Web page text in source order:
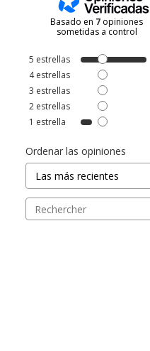
Basado en 7 opiniones
sometidas a control
5 estrellas
4estrellas
3 estrellas
2 estrellas
1 estrella
Ordenar las opiniones